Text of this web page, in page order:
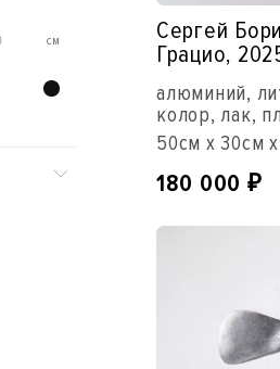
см
Сергей
Грацио,
алюминий,
колор, лак,
50см x 30см
180 000 ₽